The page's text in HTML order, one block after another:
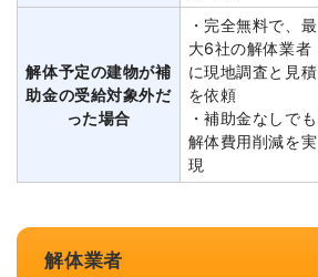
解体予定の建物が補
助金の受給対象外だ
った場合
・完全無料で、最
大6社の解体業者
に現地調査と見積
を依頼
・補助金なしでも
解体費用削減を実
現
解体業者